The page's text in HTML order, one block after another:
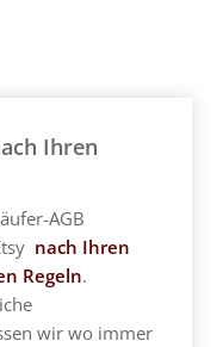
Ihren
AGB
nach Ihren
Regeln.
wir wo immer